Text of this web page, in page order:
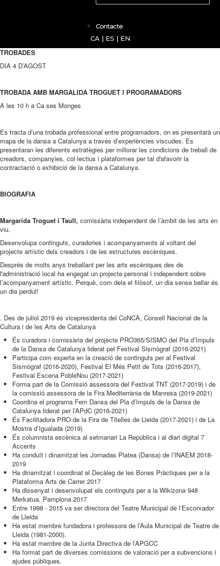
Contacte
CA | ES | EN
TROBADES
DIA 4 D’AGOST
TROBADA AMB MARGALIDA TROGUET I PROGRAMADORS
A les 10 h a Ca ses Monges
Es tracta d’una trobada professional entre programadors, on es presentarà un
mapa de la dansa a Catalunya a través d’experiències viscudes. Es
presentaran les diferents estratègies per millorar les condicions de treball de
creadors, companyies, col·lectius i plataformes per tal d'afavorir la
contractació o exhibició de la dansa a Catalunya.
BIOGRAFIA
Margarida Troguet i Taull, comissària independent de l’àmbit de les arts en
viu.
Desenvolupa continguts, curadories i acompanyaments al voltant del
projecte artístic dels creadors i de les estructures escèniques.
Després de molts anys treballant per les arts escèniques des de
l'administració local ha engegat un projecte personal i independent sobre
l’acompanyament artístic. Perquè, com deia el filòsof, un dia sense ballar és
un dia perdut!
. Des de juliol 2019 és vicepresidenta del CoNCA, Consell Nacional de la
Cultura i de les Arts de Catalunya
És curadora i comissària del projecte PRO365/SISMO del Pla d’Impuls
de la Dansa de Catalunya liderat pel Festival Sismògraf (2016-2021)
Participa com experta en la creació de continguts per al Festival
Sismògraf (2016-2020), Festival El Més Petit de Tots (2016-2017),
Festival Escena PobleNou (2017-2021)
Forma part de la Comissió assessora del Festival TNT (2017-2019) i de
la comissió assessora de la Fira Mediterrània de Manresa (2019-2021)
Coordina el programa Fem Dansa del Pla d’Impuls de la Dansa de
Catalunya liderat per l’APdC (2016-2021)
És Facilitadora PRO de la Fira de Titelles de Lleida (2017-2021) i de La
Mostra d’Igualada (2019)
És columnista escènica al setmanari La República i al diari digital 7
Accents
Ha conduït i dinamitzat les Jornadas Platea (Dansa) de l’INAEM 2018-
2019
Ha dinamitzat i coordinat el Decàleg de les Bones Pràctiques per a la
Plataforma Arts de Carrer 2017
Ha dissenyat i desenvolupat els continguts per a la Wikizona 948
Merkatua, Pamplona 2017
Entre 1998 - 2015 va ser directora del Teatre Municipal de l’Escorxador
de Lleida
Ha estat membre fundadora i professora de l’Aula Municipal de Teatre de
Lleida (1981-2000).
Ha estat membre de la Junta Directiva de l’APGCC
Ha format part de diverses comissions de valoració per a subvencions i
ajudes públiques.